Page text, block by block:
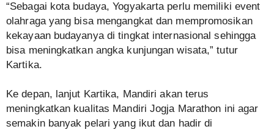
“Sebagai kota budaya, Yogyakarta perlu memiliki event
olahraga yang bisa mengangkat dan mempromosikan
kekayaan budayanya di tingkat internasional sehingga
bisa meningkatkan angka kunjungan wisata,” tutur
Kartika.
Ke depan, lanjut Kartika, Mandiri akan terus
meningkatkan kualitas Mandiri Jogja Marathon ini agar
semakin banyak pelari yang ikut dan hadir di